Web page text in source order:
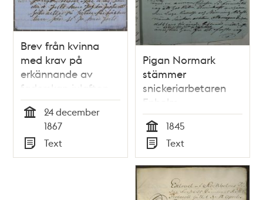
Brev från kvinna
med krav på
erkännande av
faderskap julafton
1867
24 december
1867
Typ
Text
Pigan Normark
stämmer
snickeriarbetaren
Enholm -
faderskapsmål
Tid
1845
Typ
Text